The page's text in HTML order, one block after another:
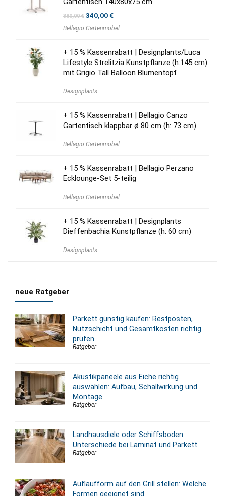
380,00€ Ursprünglicher
war:
340,00€Aktueller
ist:
Bellagio Gartenmöbel
+ 15 % Kassenrabatt | Designplants/Luca
Lifestyle Strelitzia Kunstpflanze (h:145 cm)
mit Grigio Tall Balloon Blumentopf
Designplants
+ 15 % Kassenrabatt | Bellagio Canzo
Gartentisch klappbar ø 80 cm (h: 73 cm)
Bellagio Gartenmöbel
+ 15 % Kassenrabatt | Bellagio Perzano
Ecklounge-Set 5-teilig
Bellagio Gartenmöbel
+ 15 % Kassenrabatt | Designplants
Dieffenbachia Kunstpflanze (h: 60 cm)
Designplants
neue Ratgeber
Parkett günstig kaufen: Restposten,
Nutzschicht und Gesamtkosten richtig
prüfen
Ratgeber
Akustikpaneele aus Eiche richtig
auswählen: Aufbau, Schallwirkung und
Montage
Ratgeber
Landhausdiele oder Schiffsboden:
Unterschiede bei Laminat und Parkett
Ratgeber
Auflaufform auf den Grill stellen: Welche
Formen geeignet sind